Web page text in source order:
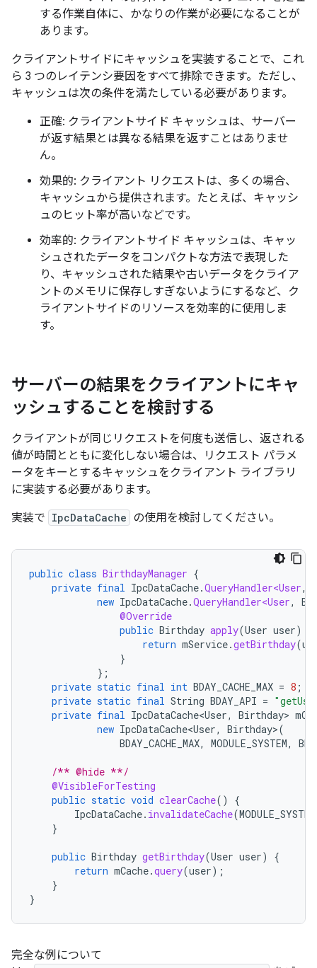
する作業自体に、かなりの作業が必要になることが
あります。
クライアントサイドにキャッシュを実装することで、これ
ら 3 つのレイテンシ要因をすべて排除できます。ただし、
キャッシュは次の条件を満たしている必要があります。
正確: クライアントサイド キャッシュは、サーバー
が返す結果とは異なる結果を返すことはありませ
ん。
効果的: クライアント リクエストは、多くの場合、
キャッシュから提供されます。たとえば、キャッシ
ュのヒット率が高いなどです。
効率的: クライアントサイド キャッシュは、キャッ
シュされたデータをコンパクトな方法で表現した
り、キャッシュされた結果や古いデータをクライア
ントのメモリに保存しすぎないようにするなど、ク
ライアントサイドのリソースを効率的に使用しま
す。
サーバーの結果をクライアントにキャ
ッシュすることを検討する
クライアントが同じリクエストを何度も送信し、返される
値が時間とともに変化しない場合は、リクエスト パラメ
ータをキーとするキャッシュをクライアント ライブラリ
に実装する必要があります。
実装で IpcDataCache の使用を検討してください。
public class BirthdayManager {
private final IpcDataCache.QueryHandler<User,
new IpcDataCache.QueryHandler<User,
@Override
public Birthday apply(User user)
return mService.getBirthday(
}
};
private static final int BDAY_CACHE_MAX = 8 ;
private static final String BDAY_API =
private final IpcDataCache<User, Birthday>
new IpcDataCache<User, Birthday>(
BDAY_CACHE_MAX, MODULE_SYSTEM,
/** @hide **/
@VisibleForTesting
public static void clearCache()
{
IpcDataCache. invalidateCache(MODULE_SYSTEM
}
public Birthday getBirthday(User user)
{
return mCache.query(user);
}
}
完全な例について